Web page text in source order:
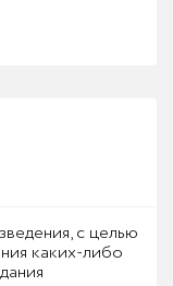
с целью
каких-либо